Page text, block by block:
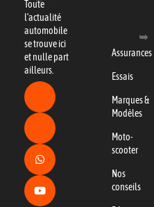
Toute
l’actualité
automobile
se trouve ici
et nulle part
ailleurs.
Assurances
Essais
Marques &
Modèles
Moto-
scooter
Nos
conseils